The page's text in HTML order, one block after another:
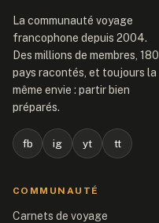
La communauté voyage
francophone depuis 2004.
Des millions de membres, 180
pays racontés, et toujours la
même envie : partir bien
préparés.
fb ig yt tt
COMMUNAUTÉ
Carnets de voyage